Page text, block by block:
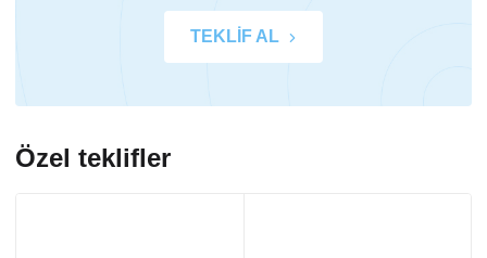
TEKLİF AL
Özel teklifler